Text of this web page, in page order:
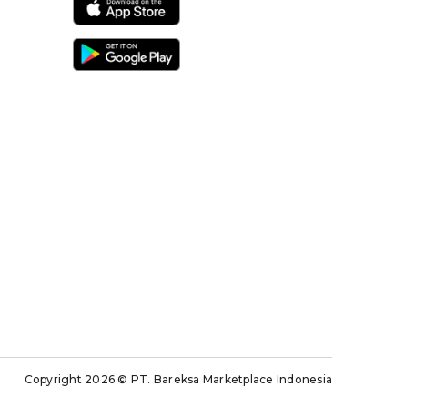
Copyright 2026© PT. Bareksa Marketplace Indonesia